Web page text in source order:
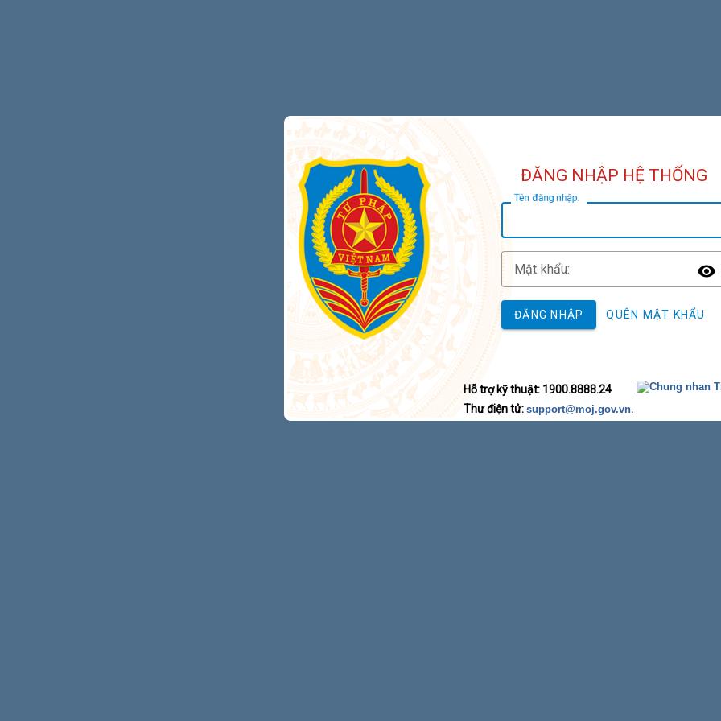
ĐĂNG NHẬP HỆ THỐNG
Tên đăng nhập:
Mật khẩu:
ĐĂNG NHẬP QUÊN MẬT KHẨU
Hỗ trợ kỹ thuật: 1900.8888.24
Thư điện tử: support@moj.gov.vn.